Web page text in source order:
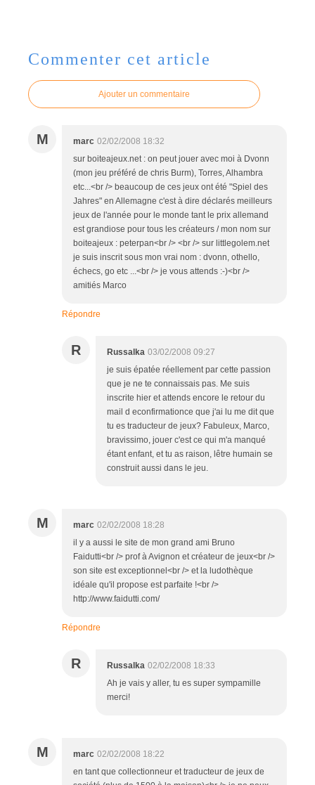
Commenter cet article
Ajouter un commentaire
M marc 02/02/2008 18:32
sur boiteajeux.net : on peut jouer avec moi à Dvonn
(mon jeu préféré de chris Burm), Torres, Alhambra
etc...<br /> beaucoup de ces jeux ont été "Spiel des
Jahres" en Allemagne c'est à dire déclarés meilleurs
jeux de l'année pour le monde tant le prix allemand
est grandiose pour tous les créateurs / mon nom sur
boiteajeux : peterpan<br /> <br /> sur littlegolem.net
je suis inscrit sous mon vrai nom : dvonn, othello,
échecs, go etc ...<br /> je vous attends :-)<br />
amitiés Marco
Répondre
R Russalka 03/02/2008 09:27
je suis épatée réellement par cette passion
que je ne te connaissais pas. Me suis
inscrite hier et attends encore le retour du
mail d econfirmationce que j'ai lu me dit que
tu es traducteur de jeux? Fabuleux, Marco,
bravissimo, jouer c'est ce qui m'a manqué
étant enfant, et tu as raison, lêtre humain se
construit aussi dans le jeu.
M marc 02/02/2008 18:28
il y a aussi le site de mon grand ami Bruno
Faidutti<br /> prof à Avignon et créateur de jeux<br />
son site est exceptionnel<br /> et la ludothèque
idéale qu'il propose est parfaite !<br />
http://www.faidutti.com/
Répondre
R Russalka 02/02/2008 18:33
Ah je vais y aller, tu es super sympamille
merci!
M marc 02/02/2008 18:22
en tant que collectionneur et traducteur de jeux de